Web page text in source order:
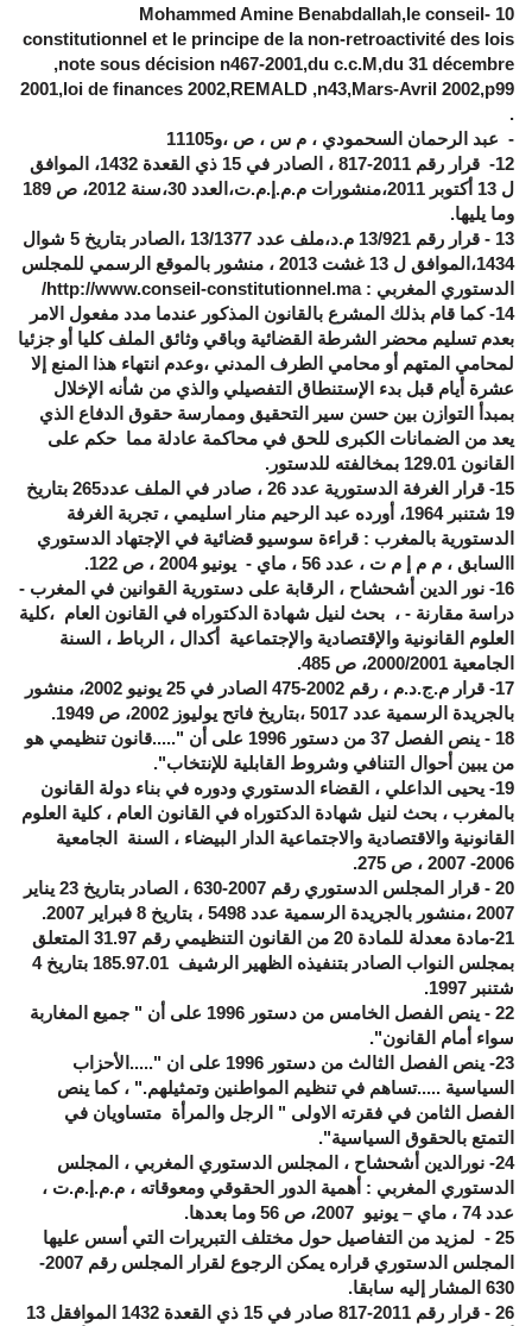
10
-
Mohammed Amine Benabdallah,le conseil
constitutionnel et le principe de la non-retroactivité des lois
,note sous décision n467-2001,du c.c.M,du 31 décembre
2001,loi de finances 2002,REMALD ,n43,Mars-Avril 2002,p99
.
- عبد الرحمان السحمودي ، م س ، ص ،و105
11
12
- قرار رقم 2011-817 ، الصادر في 15 ذي القعدة 1432، الموافق
ل 13 أكتوبر 2011،منشورات م.م.إ.م.ت،العدد 30،سنة 2012، ص 189
وما يليها.
13
- قرار رقم 13/921 م.د،ملف عدد 13/1377 ،الصادر بتاريخ 5 شوال
1434،الموافق ل 13 غشت 2013 ، منشور بالموقع الرسمي للمجلس
الدستوري المغربي :http://www.conseil-constitutionnel.ma
/
14- كما قام بذلك المشرع بالقانون المذكور عندما مدد مفعول الامر
بعدم تسليم محضر الشرطة القضائية وباقي وثائق الملف كليا أو جزئيا
لمحامي المتهم أو محامي الطرف المدني ،وعدم انتهاء هذا المنع إلا
عشرة أيام قبل بدء الإستنطاق التفصيلي والذي من شأنه الإخلال
بمبدأ التوازن بين حسن سير التحقيق وممارسة حقوق الدفاع الذي
يعد من الضمانات الكبرى للحق في محاكمة عادلة مما حكم على
القانون 129.01 بمخالفته للدستور.
15
- قرار الغرفة الدستورية عدد 26 ، صادر في الملف عدد265 بتاريخ
19 شتنبر 1964، أورده عبد الرحيم منار اسليمي ، تجربة الغرفة
الدستورية بالمغرب : قراءة سوسيو قضائية في الإجتهاد الدستوري
االسابق ، م م إ م ت ، عدد 56 ، ماي - يونيو 2004 ، ص 122.
16- نور الدين أشحشاح ، الرقابة على دستورية القوانين في المغرب -
دراسة مقارنة - ، بحث لنيل شهادة الدكتوراه في القانون العام ،كلية
العلوم القانونية والإقتصادية والإجتماعية أكدال ، الرباط ، السنة
الجامعية 2000/2001، ص 485.
17
- قرار م.ج.د.م ، رقم 2002-475 الصادر في 25 يونيو 2002، منشور
بالجريدة الرسمية عدد 5017 ،بتاريخ فاتح يوليوز 2002، ص 1949.
18
- ينص الفصل 37 من دستور 1996 على أن ".....قانون تنظيمي هو
من يبين أحوال التنافي وشروط القابلية للإنتخاب".
19- يحيى الداعلي ، القضاء الدستوري ودوره في بناء دولة القانون
بالمغرب ، بحث لنيل شهادة الدكتوراه في القانون العام ، كلية العلوم
القانونية والاقتصادية والاجتماعية الدار البيضاء ، السنة الجامعية
2006- 2007 ، ص 275.
20
- قرار المجلس الدستوري رقم 2007-630 ، الصادر بتاريخ 23 يناير
2007 ،منشور بالجريدة الرسمية عدد 5498 ، بتاريخ 8 فبراير 2007.
21
-مادة معدلة للمادة 20 من القانون التنظيمي رقم 31.97 المتعلق
بمجلس النواب الصادر بتنفيذه الظهير الرشيف 185.97.01 بتاريخ 4
شتنبر 1997.
22
- ينص الفصل الخامس من دستور 1996 على أن " جميع المغاربة
سواء أمام القانون".
23
- ينص الفصل الثالث من دستور 1996 على ان ".....الأحزاب
السياسية .....تساهم في تنظيم المواطنين وتمثيلهم." ، كما ينص
الفصل الثامن في فقرته الاولى " الرجل والمرأة متساويان في
التمتع بالحقوق السياسية".
24- نورالدين أشحشاح ، المجلس الدستوري المغربي ، المجلس
الدستوري المغربي : أهمية الدور الحقوقي ومعوقاته ، م.م.إ.م.ت ،
عدد 74 ، ماي – يونيو 2007، ص 56 وما بعدها.
25 - لمزيد من التفاصيل حول مختلف التبريرات التي أسس عليها
المجلس الدستوري قراره يمكن الرجوع لقرار المجلس رقم 2007-
630 المشار إليه سابقا.
26
- قرار رقم 2011-817 صادر في 15 ذي القعدة 1432 الموافقل 13